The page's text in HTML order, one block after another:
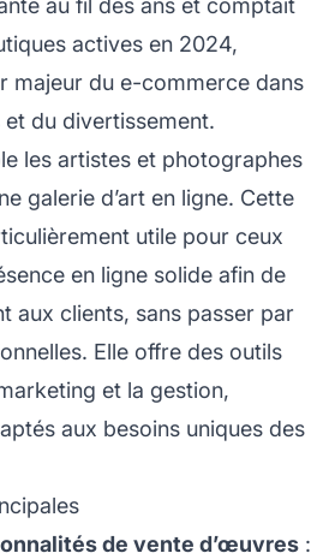
au fil des ans et comptait
actives en 2024,
majeur du e-commerce dans
du divertissement.
les artistes et photographes
galerie d’art en ligne. Cette
utile pour ceux
en ligne solide afin de
aux clients, sans passer par
Elle offre des outils
et la gestion,
aux besoins uniques des
de vente d’œuvres :